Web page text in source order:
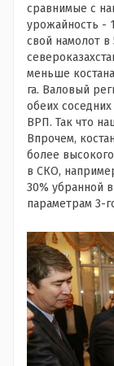
сравнимые с
урожайность -
свой намолот
меньше
га. Валовый
обеих
ВРП. Так что
Впрочем,
более
в СКО,
30% убранной
параметрам 3-